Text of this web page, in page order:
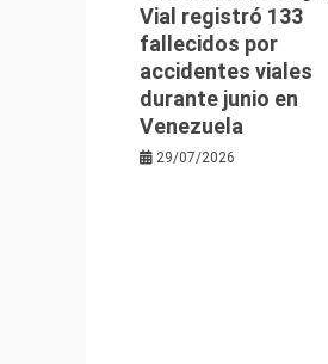
Vial registró 133
fallecidos por
accidentes viales
durante junio en
Venezuela
29/07/2026